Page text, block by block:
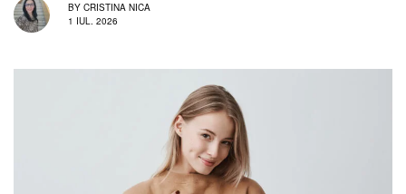
BY CRISTINA NICA
1 IUL. 2026